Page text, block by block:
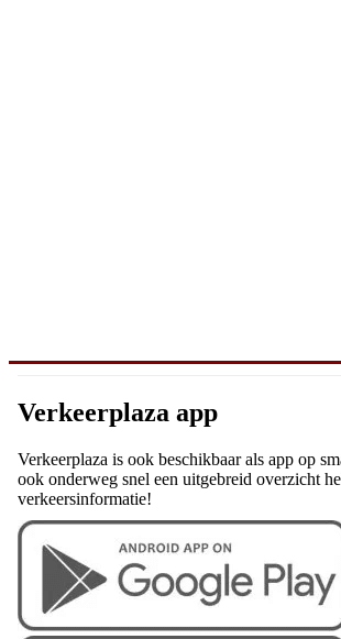
Verkeerplaza app
Verkeerplaza is ook beschikbaar als app op
ook onderweg snel een uitgebreid overzicht
verkeersinformatie!